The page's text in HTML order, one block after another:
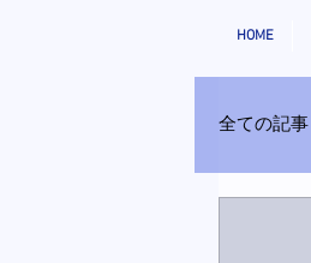
HOME
全ての記事